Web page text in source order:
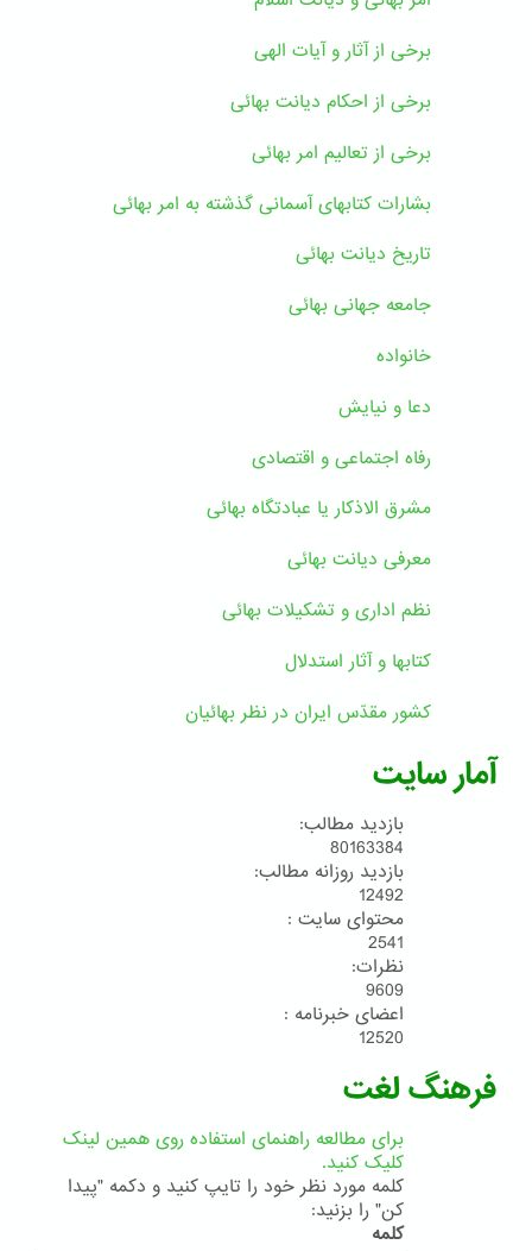
برخی از آثار و آیات الهی
برخی از احکام دیانت بهائی
برخی از تعالیم امر بهائی
بشارات کتابهای آسمانی گذشته به امر بهائی
تاریخ دیانت بهائی
جامعه جهانی بهائی
خانواده
دعا و نیایش
رفاه اجتماعی و اقتصادی
مشرق الاذکار یا عبادتگاه بهائی
معرفی دیانت بهائی
نظم اداری و تشکیلات بهائی
کتابها و آثار استدلال
کشور مقدّس ایران در نظر بهائیان
آمار سایت
بازدید مطالب:
80163384
بازدید روزانه مطالب:
12492
محتوای سایت :
2541
نظرات:
9609
اعضای خبرنامه :
12520
فرهنگ لغت
برای مطالعه راهنمای استفاده روی همین لینک
کلیک کنید.
کلمه مورد نظر خود را تایپ کنید و دکمه "پیدا
کن" را بزنید:
کلمه